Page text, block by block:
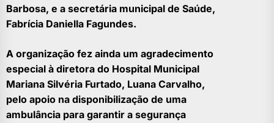
Barbosa, e a secretária municipal de Saúde,
Fabrícia Daniella Fagundes.
A organização fez ainda um agradecimento
especial à diretora do Hospital Municipal
Mariana Silvéria Furtado, Luana Carvalho,
pelo apoio na disponibilização de uma
ambulância para garantir a segurança